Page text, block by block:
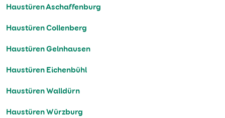
Haustüren Aschaffenburg
Haustüren Collenberg
Haustüren Gelnhausen
Haustüren Eichenbühl
Haustüren Walldürn
Haustüren Würzburg